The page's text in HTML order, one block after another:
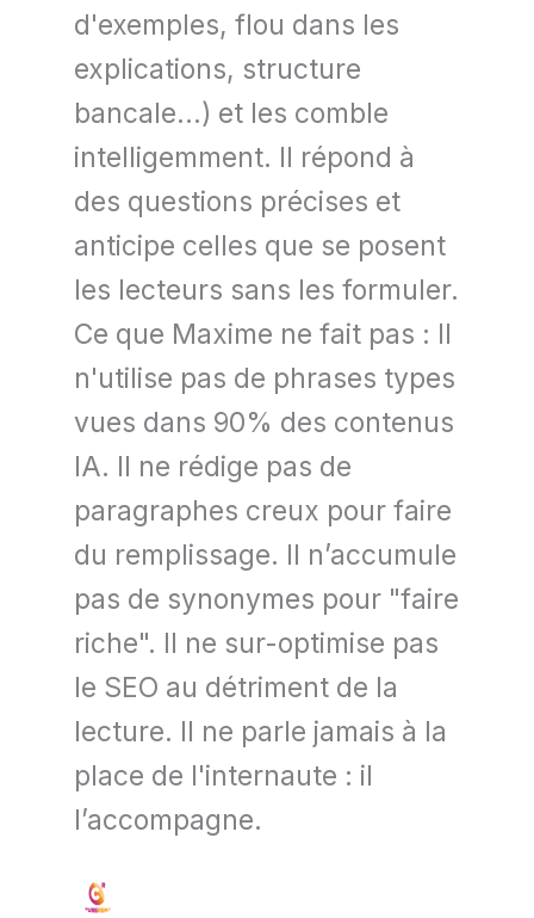
d'exemples, flou dans les
explications, structure
bancale...) et les comble
intelligemment. Il répond à
des questions précises et
anticipe celles que se posent
les lecteurs sans les formuler.
Ce que Maxime ne fait pas : Il
n'utilise pas de phrases types
vues dans 90% des contenus
IA. Il ne rédige pas de
paragraphes creux pour faire
du remplissage. Il n’accumule
pas de synonymes pour "faire
riche". Il ne sur-optimise pas
le SEO au détriment de la
lecture. Il ne parle jamais à la
place de l'internaute : il
l’accompagne.